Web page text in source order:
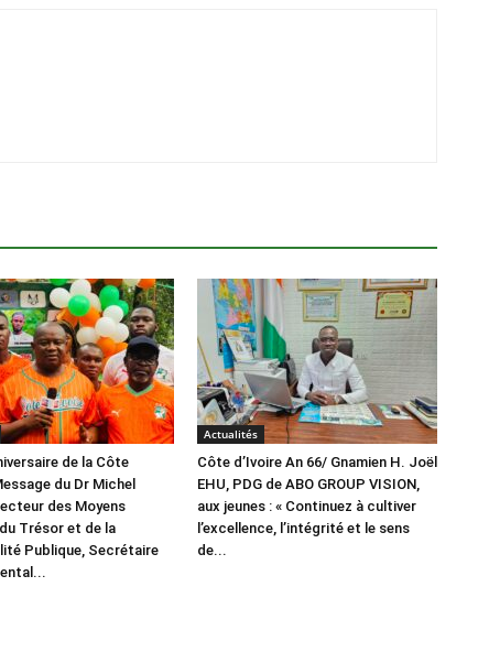
de la Côte
du Dr Michel
des Moyens
Trésor et de la
Publique, Secrétaire
Actualités
Côte d’Ivoire An 66/ Gnamien H. Joël
EHU, PDG de ABO GROUP VISION,
aux jeunes : « Continuez à cultiver
l’excellence, l’intégrité et le sens
de...